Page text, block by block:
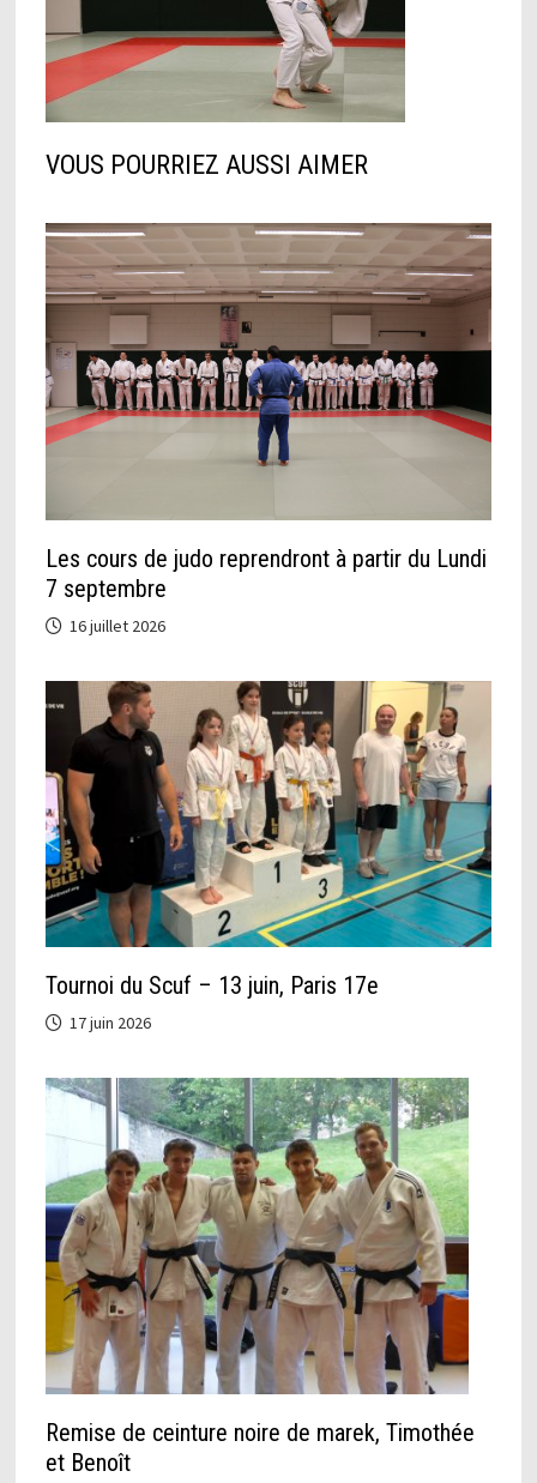
VOUS POURRIEZ AUSSI AIMER
Les cours de judo reprendront à partir du Lundi
7 septembre
16 juillet 2026
Tournoi du Scuf – 13 juin, Paris 17e
17 juin 2026
Remise de ceinture noire de marek, Timothée
et Benoît